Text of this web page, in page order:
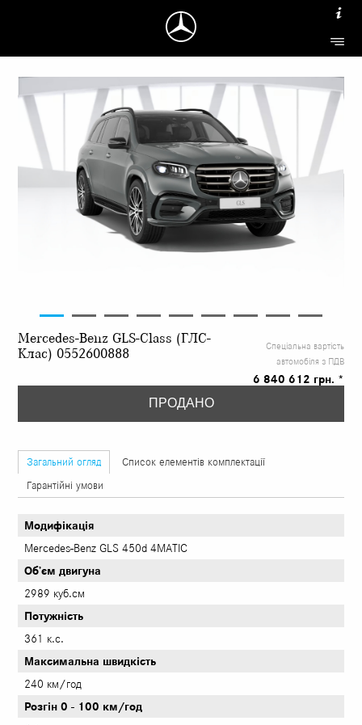
Mercedes-Benz GLS-Class (ГЛС-
Клас) 0552600888
Спеціальна вартість
автомобіля з ПДВ
6 840 612 грн. *
ПРОДАНО
Загальний огляд
Список елементів комплектації
Гарантійні умови
Модифікація
Mercedes-Benz GLS 450d 4MATIC
Об’єм двигуна
2989 куб.см
Потужність
361 к.с.
Максимальна швидкість
240 км/год
Розгін 0 - 100 км/год